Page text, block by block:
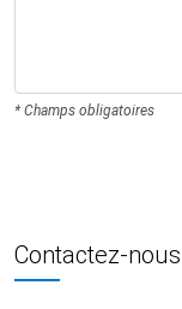
* Champs obligatoires
Contactez-nous